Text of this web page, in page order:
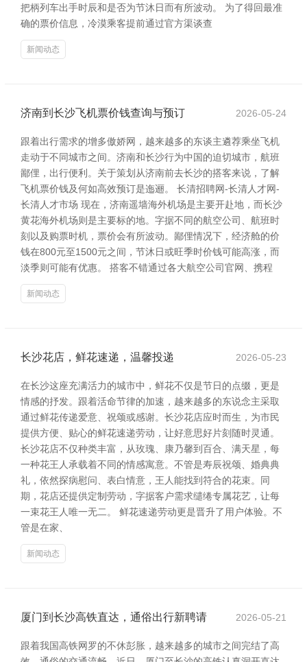
把柄列车出手时辰和是否为节沐日而有所波动。 为了得回最准
确的票价信息，冷漠乘客提前通过官方渠谈查
新闻动态
济南到长沙飞机票价钱查询与预订 2026-05-24
跟着出行需求的增多傲娇网，越来越多的东谈主遴荐乘坐飞机
走动于不同城市之间。济南和长沙行为中国的迫切城市，航班
鄙俚，出行便利。关于策划从济南前去长沙的搭客来说，了解
飞机票价钱及何如高效预订是迤逦。 长清招聘网-长清人才网-
长清人才市场 现在，济南遥墙海外机场是主要开赴地，而长沙
黄花海外机场则是主要标的地。字据不同的航空公司、航班时
刻以及购票时机，票价会有所波动。鄙俚情况下，经济舱的价
钱在800元至1500元之间，节沐日或旺季时价钱可能高涨，而
淡季则可能有优惠。 搭客不错通过各大航空公司官网、携程
新闻动态
长沙花店，鲜花速递，温馨投递 2026-05-23
在长沙这座充满活力的城市中，鲜花不仅是节日的点缀，更是
情感的抒发。跟着活命节律的加速，越来越多的东说念主采取
通过鲜花传递爱意、祝颂或感谢。长沙花店应时而生，为市民
提供方便、贴心的鲜花速递劳动，让好意思好片刻随时灵通。
长沙花店不仅种类丰富，从玫瑰、康乃馨到百合、满天星，每
一种花王人承载着不同的情感寓意。不管是寿辰祝颂、婚典典
礼，依然探病慰问、表白情意，王人能找到符合的花束。同
期，花店还提供定制劳动，字据客户需求缱绻专属花艺，让每
一束花王人唯一无二。 鲜花速递劳动更是晋升了用户体验。不
管是在家、
新闻动态
厦门到长沙高铁直达，通俗出行新聘请 2026-05-21
跟着我国高铁网罗的不休彭胀，越来越多的城市之间完结了高